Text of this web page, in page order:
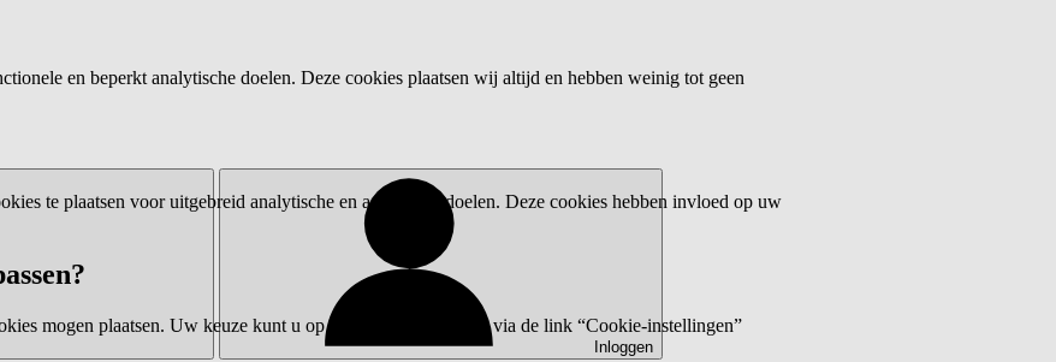
Inloggen
en beperkt analytische doelen. Deze cookies plaatsen wij altijd en hebben weinig tot geen
te plaatsen voor uitgebreid analytische en advertentiedoelen. Deze cookies hebben invloed op uw
mogen plaatsen. Uw keuze kunt u op elk moment wijzigen via de link “Cookie-instellingen”